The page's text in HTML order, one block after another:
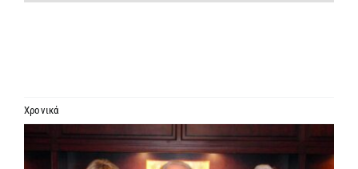
MEDIA
Χρονικά
Προβολή
μεγαλύτερης